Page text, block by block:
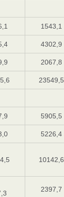
1543,1
4302,9
2067,8
23549,5
5905,5
5226,4
10142,6
2397,7